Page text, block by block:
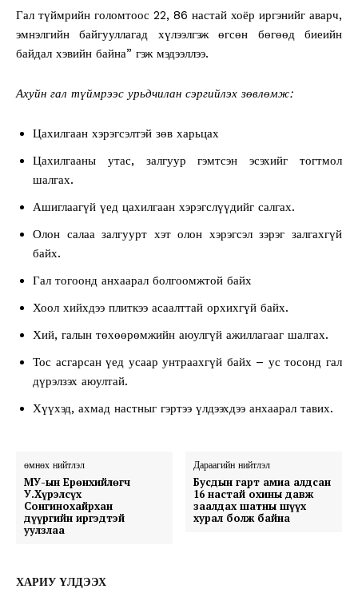
Гал түймрийн голомтоос 22, 86 настай хоёр иргэнийг аварч,
эмнэлгийн байгууллагад хүлээлгэж өгсөн бөгөөд биеийн
байдал хэвийн байна” гэж мэдээллээ.
Ахуйн гал түймрээс урьдчилан сэргийлэх зөвлөмж:
Цахилгаан хэрэгсэлтэй зөв харьцах
Цахилгааны утас, залгуур гэмтсэн эсэхийг тогтмол
шалгах.
Ашиглаагүй үед цахилгаан хэрэгслүүдийг салгах.
Олон салаа залгуурт хэт олон хэрэгсэл зэрэг залгахгүй
байх.
Гал тогоонд анхаарал болгоомжтой байх
Хоол хийхдээ плиткээ асаалттай орхихгүй байх.
Хий, галын төхөөрөмжийн аюулгүй ажиллагааг шалгах.
Тос асгарсан үед усаар унтраахгүй байх – ус тосонд гал
дүрэлзэх аюултай.
Хүүхэд, ахмад настныг гэртээ үлдээхдээ анхаарал тавих.
өмнөх нийтлэл
МУ-ын Ерөнхийлөгч
У.Хүрэлсүх
Сонгинохайрхан
дүүргийн иргэдтэй
уулзлаа
Дараагийн нийтлэл
Бусдын гарт амиа алдсан
16 настай охины давж
заалдах шатны шүүх
хурал болж байна
ХАРИУ ҮЛДЭЭХ